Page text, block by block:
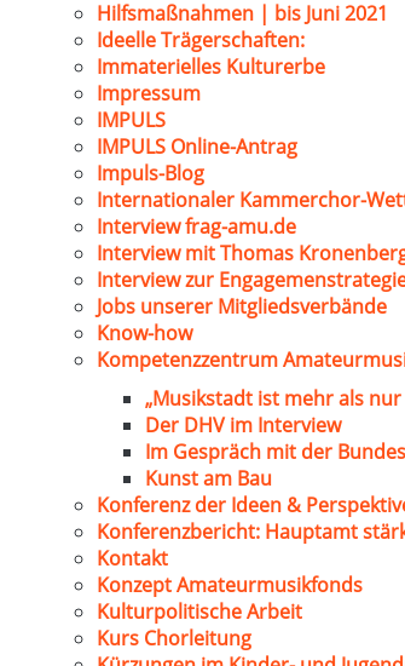
Hilfsmaßnahmen | bis Juni 2021
Ideelle Trägerschaften:
Immaterielles Kulturerbe
Impressum
IMPULS
IMPULS Online-Antrag
Impuls-Blog
Internationaler Kammerchor-
Interview frag-amu.de
Interview mit Thomas
Interview zur
Jobs unserer Mitgliedsverbände
Know-how
Kompetenzzentrum
„Musikstadt ist mehr als
Der DHV im Interview
Im Gespräch mit der
Kunst am Bau
Konferenz der Ideen &
Konferenzbericht: Hauptamt
Kontakt
Konzept Amateurmusikfonds
Kulturpolitische Arbeit
Kurs Chorleitung